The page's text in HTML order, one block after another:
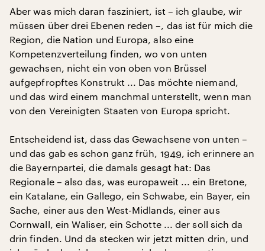
Aber was mich daran fasziniert, ist – ich glaube, wir
müssen über drei Ebenen reden –, das ist für mich die
Region, die Nation und Europa, also eine
Kompetenzverteilung finden, wo von unten
gewachsen, nicht ein von oben von Brüssel
aufgepfropftes Konstrukt ... Das möchte niemand,
und das wird einem manchmal unterstellt, wenn man
von den Vereinigten Staaten von Europa spricht.
Entscheidend ist, dass das Gewachsene von unten –
und das gab es schon ganz früh, 1949, ich erinnere an
die Bayernpartei, die damals gesagt hat: Das
Regionale – also das, was europaweit ... ein Bretone,
ein Katalane, ein Gallego, ein Schwabe, ein Bayer, ein
Sache, einer aus den West-Midlands, einer aus
Cornwall, ein Waliser, ein Schotte ... der soll sich da
drin finden. Und da stecken wir jetzt mitten drin, und